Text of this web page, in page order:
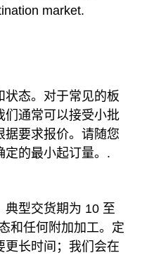
market.
状态。对于常见的板
们通常可以接受小批
据要求报价。请随您
定的最小起订量。.
典型交货期为 10 至
和任何附加加工。定
更长时间；我们会在